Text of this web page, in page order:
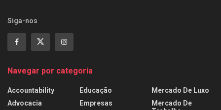
Siga-nos
Navegar por categoria
Accountability
Advocacia
Educação
Empresas
Mercado De Luxo
Mercado De